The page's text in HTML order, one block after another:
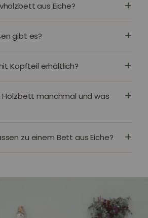
aus Eiche?
gibt es?
Kopfteil erhältlich?
Holzbett manchmal und was
zu einem Bett aus Eiche?